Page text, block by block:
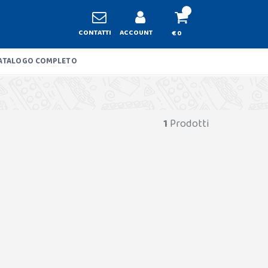
CONTATTI ACCOUNT € 0
COMPLETO
1 Prodotti